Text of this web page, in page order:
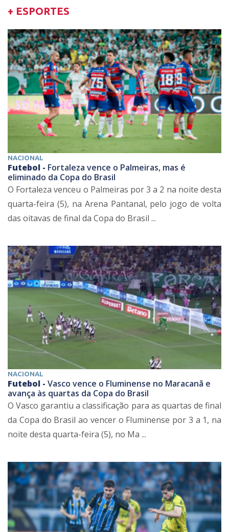
+ ESPORTES
NACIONAL
Futebol - Fortaleza vence o Palmeiras, mas é
eliminado da Copa do Brasil
O Fortaleza venceu o Palmeiras por 3 a 2 na noite desta
quarta-feira (5), na Arena Pantanal, pelo jogo de volta
das oitavas de final da Copa do Brasil ...
NACIONAL
Futebol - Vasco vence o Fluminense no Maracanã e
avança às quartas da Copa do Brasil
O Vasco garantiu a classificação para as quartas de final
da Copa do Brasil ao vencer o Fluminense por 3 a 1, na
noite desta quarta-feira (5), no Ma ...